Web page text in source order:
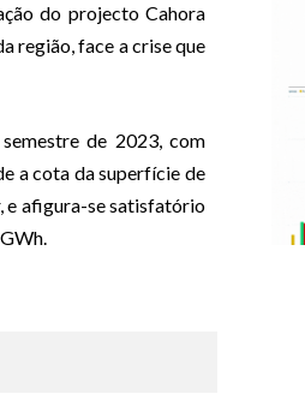
do projecto Cahora
região, face a crise que
de 2023, com
a cota da superfície de
e afigura-se satisfatório